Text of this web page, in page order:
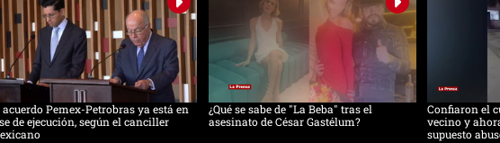
acuerdo Pemex-Petrobras ya está en
de ejecución, según el canciller
¿Qué se sabe de "La Beba" tras el
asesinato de César Gastélum?
Confiaron el
vecino y
supuesto